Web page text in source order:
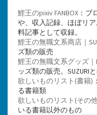
鯉王のpixiv FANBOX ：ブ
や、収入記録、ほぼリ
料記事として収録。
鯉王の無職文系商店｜
ズ類の販売
鯉王の無職文系グッズ｜
ッズ類の販売。SUZURI
欲しいものリスト(書籍)
る書籍類
欲しいものリスト(その
いる書籍以外のもの